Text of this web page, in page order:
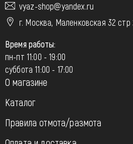
vyaz-shop@yandex.ru
г. Москва, Маленковская 32 стр
Время работы:
пн-пт 11:00 - 19:00
суббота 11:00 - 17:00
О магазине
Каталог
Правила отмота/размота